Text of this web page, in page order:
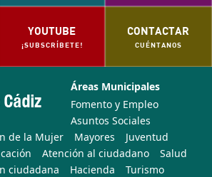
YOUTUBE
¡SUBSCRÍBETE!
CONTACTAR
CUÉNTANOS
Áreas Municipales
Fomento y Empleo
Asuntos Sociales
de la Mujer Mayores
Juventud
Atención al ciudadano
Salud
ciudadana Hacienda
Turismo